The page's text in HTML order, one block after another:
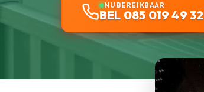
NU BEREIKBAAR
BEL 085 019 49 32